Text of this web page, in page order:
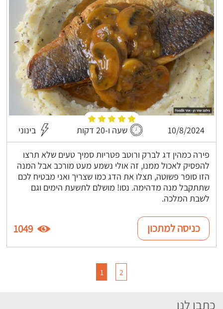
10/8/2024 שעה ו-20 דקות בינוני
פירה כמהין דג לברק ורוטב פטריות סמיך טעים שלא תרצו
להפסיק לאכול ממנו, זה אולי נשמע מעט מורכב אבל המנה
הזו סופר פשוטה, תצלו את הדג כמו שצריך ואני מבטיח לכם
שתתקבל מנה מדהימה. נסו! מושלם לתשעת הימים וגם
לשבת המלכה.
כניסה למתכון 1049
1 2
כתבו לנו